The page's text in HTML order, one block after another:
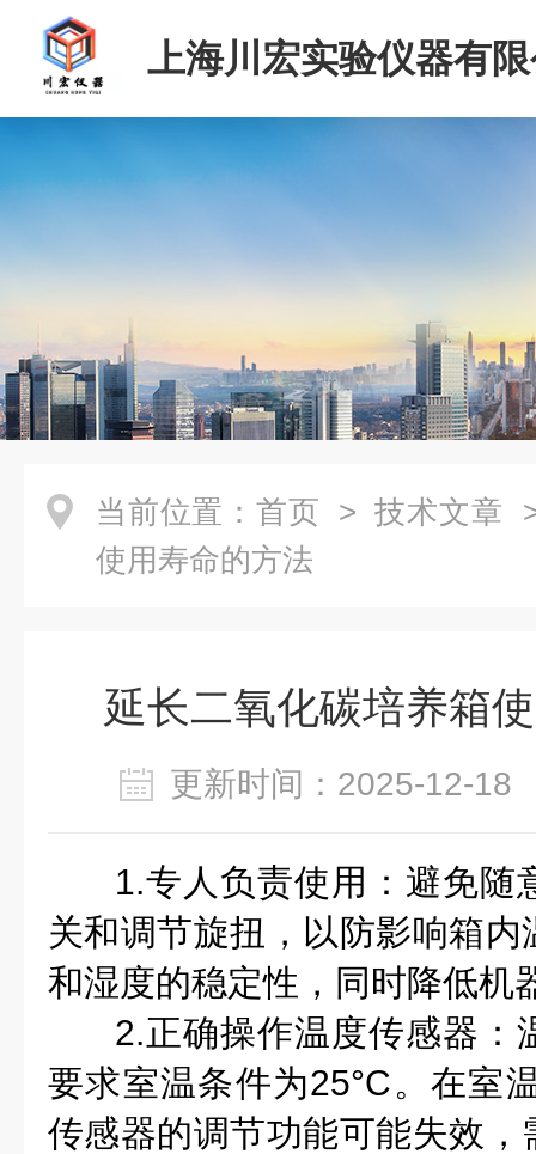
上海川宏实验仪器有
当前位置： 首页 > 技术文章
使用寿命的方法
延长二氧化碳培养箱
更新时间：2025-12-
1.专人负责使用：避免随
关和调节旋扭，以防影响箱
和湿度的稳定性，同时降低机
2.正确操作温度传感器：
要求室温条件为25°C。在室
传感器的调节功能可能失效